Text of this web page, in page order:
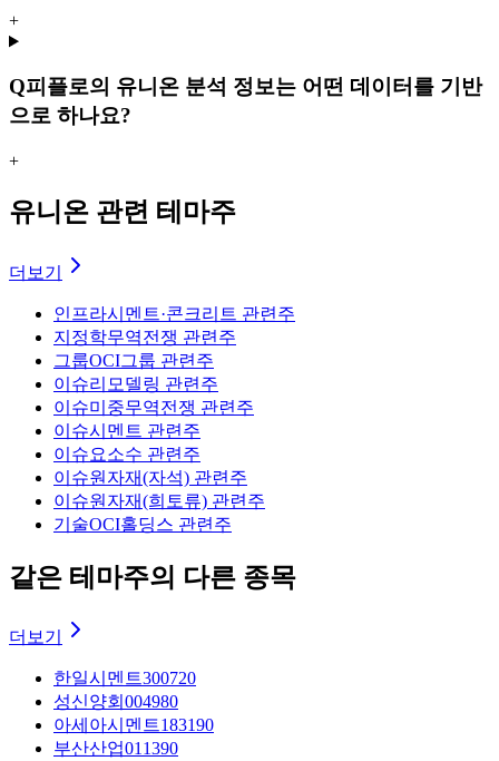
+
Q피플로의 유니온 분석 정보는 어떤 데이터를 기반
으로 하나요?
+
유니온 관련 테마주
더보기
인프라시멘트·콘크리트 관련주
지정학무역전쟁 관련주
그룹OCI그룹 관련주
이슈리모델링 관련주
이슈미중무역전쟁 관련주
이슈시멘트 관련주
이슈요소수 관련주
이슈원자재(자석) 관련주
이슈원자재(희토류) 관련주
기술OCI홀딩스 관련주
같은 테마주의 다른 종목
더보기
한일시멘트300720
성신양회 004980
아세아시멘트183190
부산산업011390